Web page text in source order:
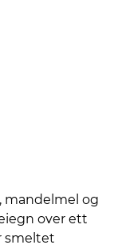
mandelmel og
over ett
smeltet